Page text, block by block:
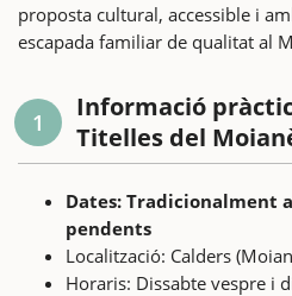
proposta cultural, accessible i
escapada familiar de qualitat al
1
Informació
Titelles del
Dates: Tradicionalment
pendents
Localització: Calders
Horaris: Dissabte vespre i